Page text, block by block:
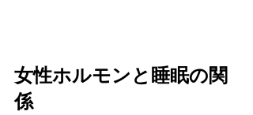
女性ホルモンと睡眠の関
係